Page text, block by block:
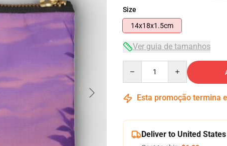
Size
14x18x1.5cm
Ver guia de tamanhos
Esta promoção termina
Deliver to United States